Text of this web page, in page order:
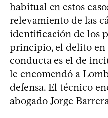
habitual en estos
relevamiento de las
identificación de los
principio, el delito en
conducta es el de
le encomendó a
defensa. El técnico
abogado Jorge